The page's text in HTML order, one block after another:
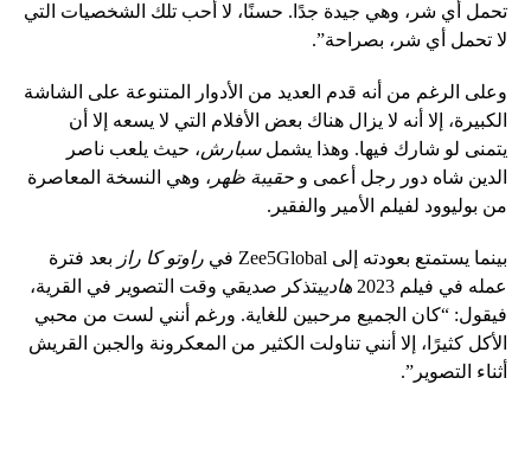
تحمل أي شر، وهي جيدة جدًا. حسنًا، لا أحب تلك الشخصيات التي
لا تحمل أي شر، بصراحة”.
وعلى الرغم من أنه قدم العديد من الأدوار المتنوعة على الشاشة
الكبيرة، إلا أنه لا يزال هناك بعض الأفلام التي لا يسعه إلا أن
يتمنى لو شارك فيها. وهذا يشملسبارش، حيث يلعب ناصر
الدين شاه دور رجل أعمى و حقيبة ظهر ، وهي النسخة المعاصرة
من بوليوود لفيلم الأمير والفقير.
بينما يستمتع بعودته إلى Zee5Global في راوتو كا راز بعد فترة
عمله في فيلم 2023
هادييتذكر صديقي وقت التصوير في القرية،
فيقول: “كان الجميع مرحبين للغاية. ورغم أنني لست من محبي
الأكل كثيرًا، إلا أنني تناولت الكثير من المعكرونة والجبن القريش
أثناء التصوير”.